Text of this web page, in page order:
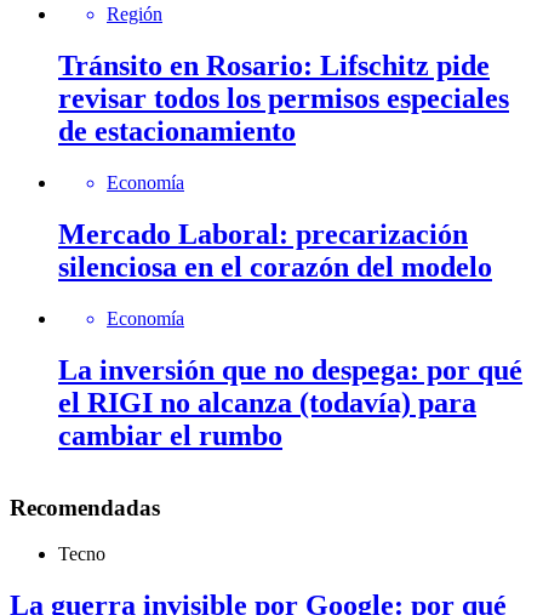
Región
Tránsito en Rosario: Lifschitz pide
revisar todos los permisos especiales
de estacionamiento
Economía
Mercado Laboral: precarización
silenciosa en el corazón del modelo
Economía
La inversión que no despega: por qué
el RIGI no alcanza (todavía) para
cambiar el rumbo
Recomendadas
Tecno
La guerra invisible por Google: por qué